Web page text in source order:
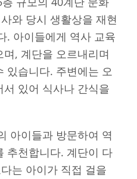
와 당시 생활상을 재현
. 아이들에게 역사 교육
, 계단을 오르내리며
있습니다. 주변에는 오
있어 식사나 간식을
아이들과 방문하여 역
추천합니다. 계단이 다
는 아이가 직접 걸을